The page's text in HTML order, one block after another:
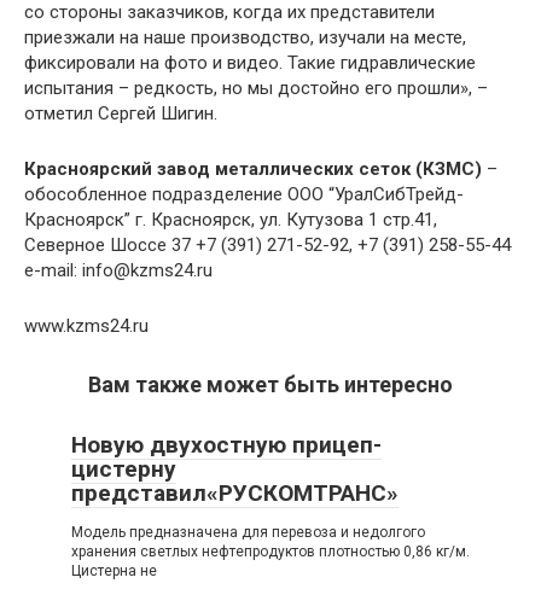
со стороны заказчиков, когда их представители
приезжали на наше производство, изучали на месте,
фиксировали на фото и видео. Такие гидравлические
испытания – редкость, но мы достойно его прошли», –
отметил Сергей Шигин.
Красноярский завод металлических сеток (КЗМС) –
обособленное подразделение ООО “УралСибТрейд-
Красноярск” г. Красноярск, ул. Кутузова 1 стр.41,
Северное Шоссе 37 +7 (391) 271-52-92, +7 (391) 258-55-44
e-mail: info@kzms24.ru
www.kzms24.ru
Вам также может быть интересно
Новую двухостную прицеп-
цистерну
представил«РУСКОМТРАНС»
Модель предназначена для перевоза и недолгого
хранения светлых нефтепродуктов плотностью 0,86 кг/м.
Цистерна не